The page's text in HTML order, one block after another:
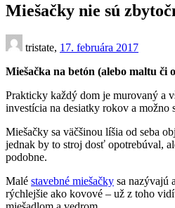
Miešačky nie sú
tristate, 17. februára 2017
Miešačka na betón (alebo maltu či
Prakticky každý dom je murovaný a
investícia na desiatky rokov a
Miešačky sa väčšinou líšia od seba
jednak by to stroj dosť opotrebúval,
podobne.
Malé stavebné miešačky sa nazývajú
rýchlejšie ako kovové – už z toho